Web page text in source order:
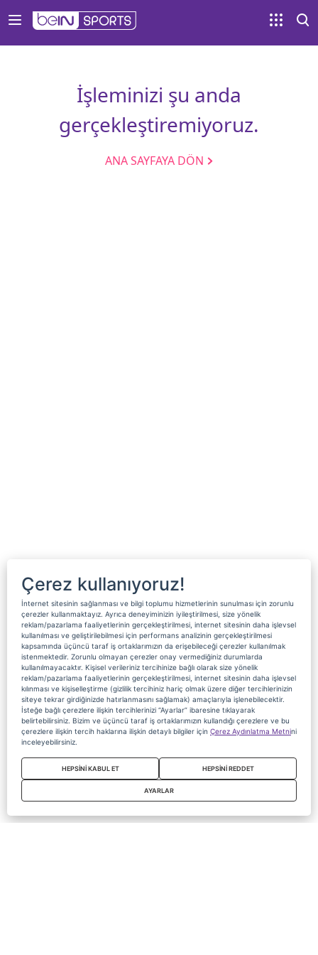
İşleminizi şu anda
gerçekleştiremiyoruz.
ANA SAYFAYA DÖN
Çerez kullanıyoruz!
İnternet sitesinin sağlanması ve bilgi toplumu hizmetlerinin sunulması için zorunlu
çerezler kullanmaktayız. Ayrıca deneyiminizin iyileştirilmesi, size yönelik
reklam/pazarlama faaliyetlerinin gerçekleştirilmesi, internet sitesinin daha işlevsel
kullanılması ve geliştirilebilmesi için performans analizinin gerçekleştirilmesi
kapsamında üçüncü taraf iş ortaklarımızın da erişebileceği çerezler kullanılmak
istenmektedir. Zorunlu olmayan çerezler onay vermediğiniz durumlarda
kullanılmayacaktır. Kişisel verileriniz tercihinize bağlı olarak size yönelik
reklam/pazarlama faaliyetlerinin gerçekleştirilmesi, internet sitesinin daha işlevsel
kılınması ve kişiselleştirme (gizlilik tercihiniz hariç olmak üzere diğer tercihlerinizin
siteye tekrar girdiğinizde hatırlanmasını sağlamak) amaçlarıyla işlenebilecektir.
İsteğe bağlı çerezlere ilişkin tercihlerinizi “Ayarlar” ibaresine tıklayarak
belirtebilirsiniz. Bizim ve üçüncü taraf iş ortaklarımızın kullandığı çerezlere ve bu
çerezlere ilişkin tercih haklarına ilişkin detaylı bilgiler için Çerez Aydınlatma Metnini
inceleyebilirsiniz.
HEPSİNİ KABUL ET HEPSİNİ REDDET
AYARLAR